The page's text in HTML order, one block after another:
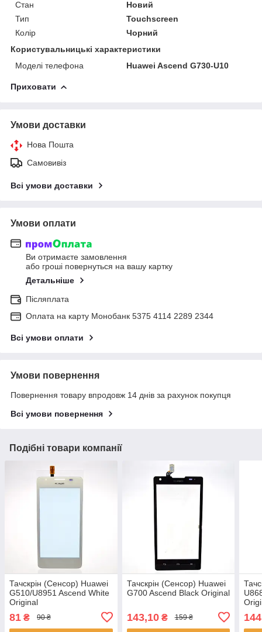
Стан
Новий
Тип
Touchscreen
Колір
Чорний
Користувальницькі характеристики
Моделі телефона
Huawei Ascend G730-U10
Приховати
Умови доставки
Нова Пошта
Самовивіз
Всі умови доставки
Умови оплати
Ви отримаєте замовлення
або гроші повернуться на вашу картку
Детальніше
Післяплата
Оплата на карту Монобанк 5375 4114 2289 2344
Всі умови оплати
Умови повернення
Повернення товару впродовж 14 днів за рахунок покупця
Всі умови повернення
Подібні товари компанії
Тачскрін (Сенсор) Huawei
G510/U8951 Ascend White
Original
81 ₴ 90 ₴
Тачскрін (Сенсор) Huawei
G700 Ascend Black Original
143,10₴ 159 ₴